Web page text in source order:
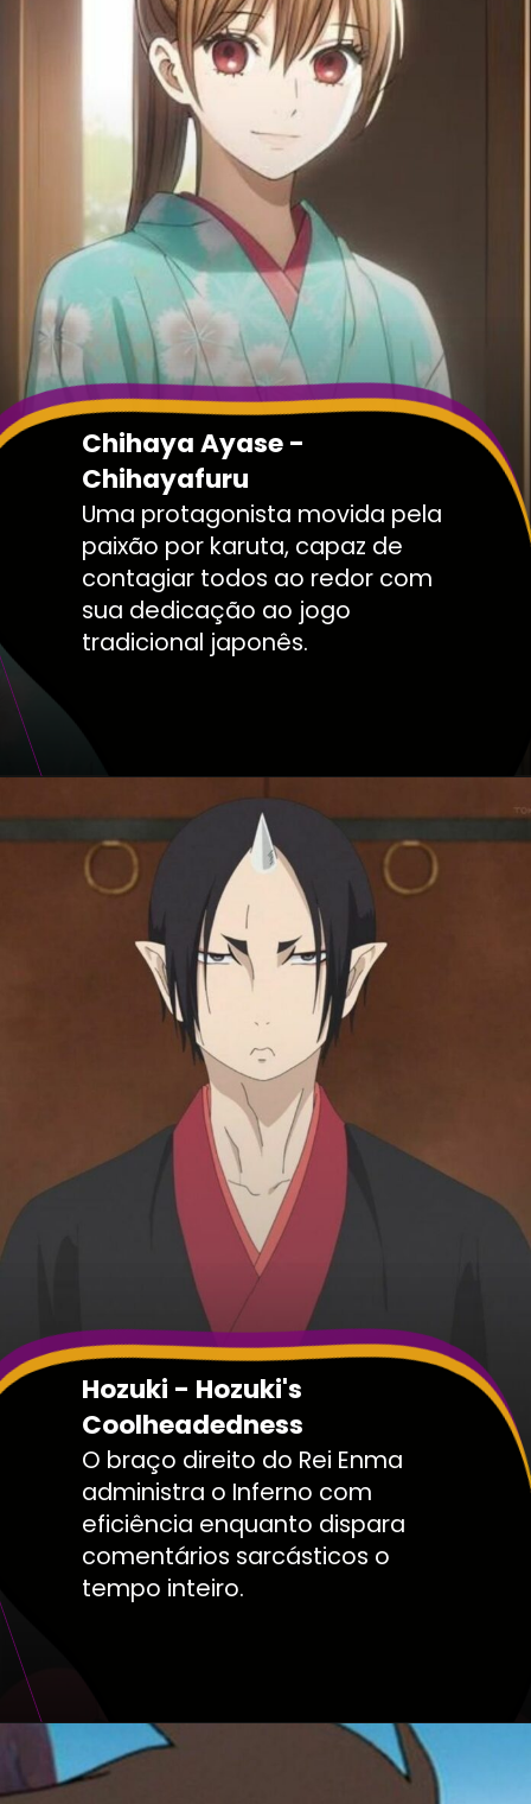
Chihaya Ayase -
Chihayafuru
Uma protagonista movida pela
paixão por karuta, capaz de
contagiar todos ao redor com
sua dedicação ao jogo
tradicional japonês.
Hozuki - Hozuki's
Coolheadedness
O braço direito do Rei Enma
administra o Inferno com
eficiência enquanto dispara
comentários sarcásticos o
tempo inteiro.